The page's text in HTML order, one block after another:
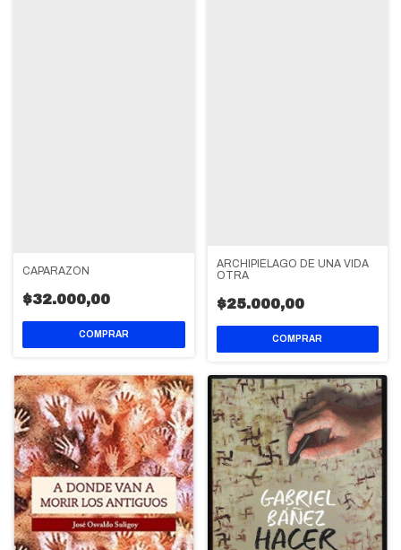
CAPARAZÓN
$32.000,00
ARCHIPIÉLAGO DE UNA VIDA
OTRA
$25.000,00